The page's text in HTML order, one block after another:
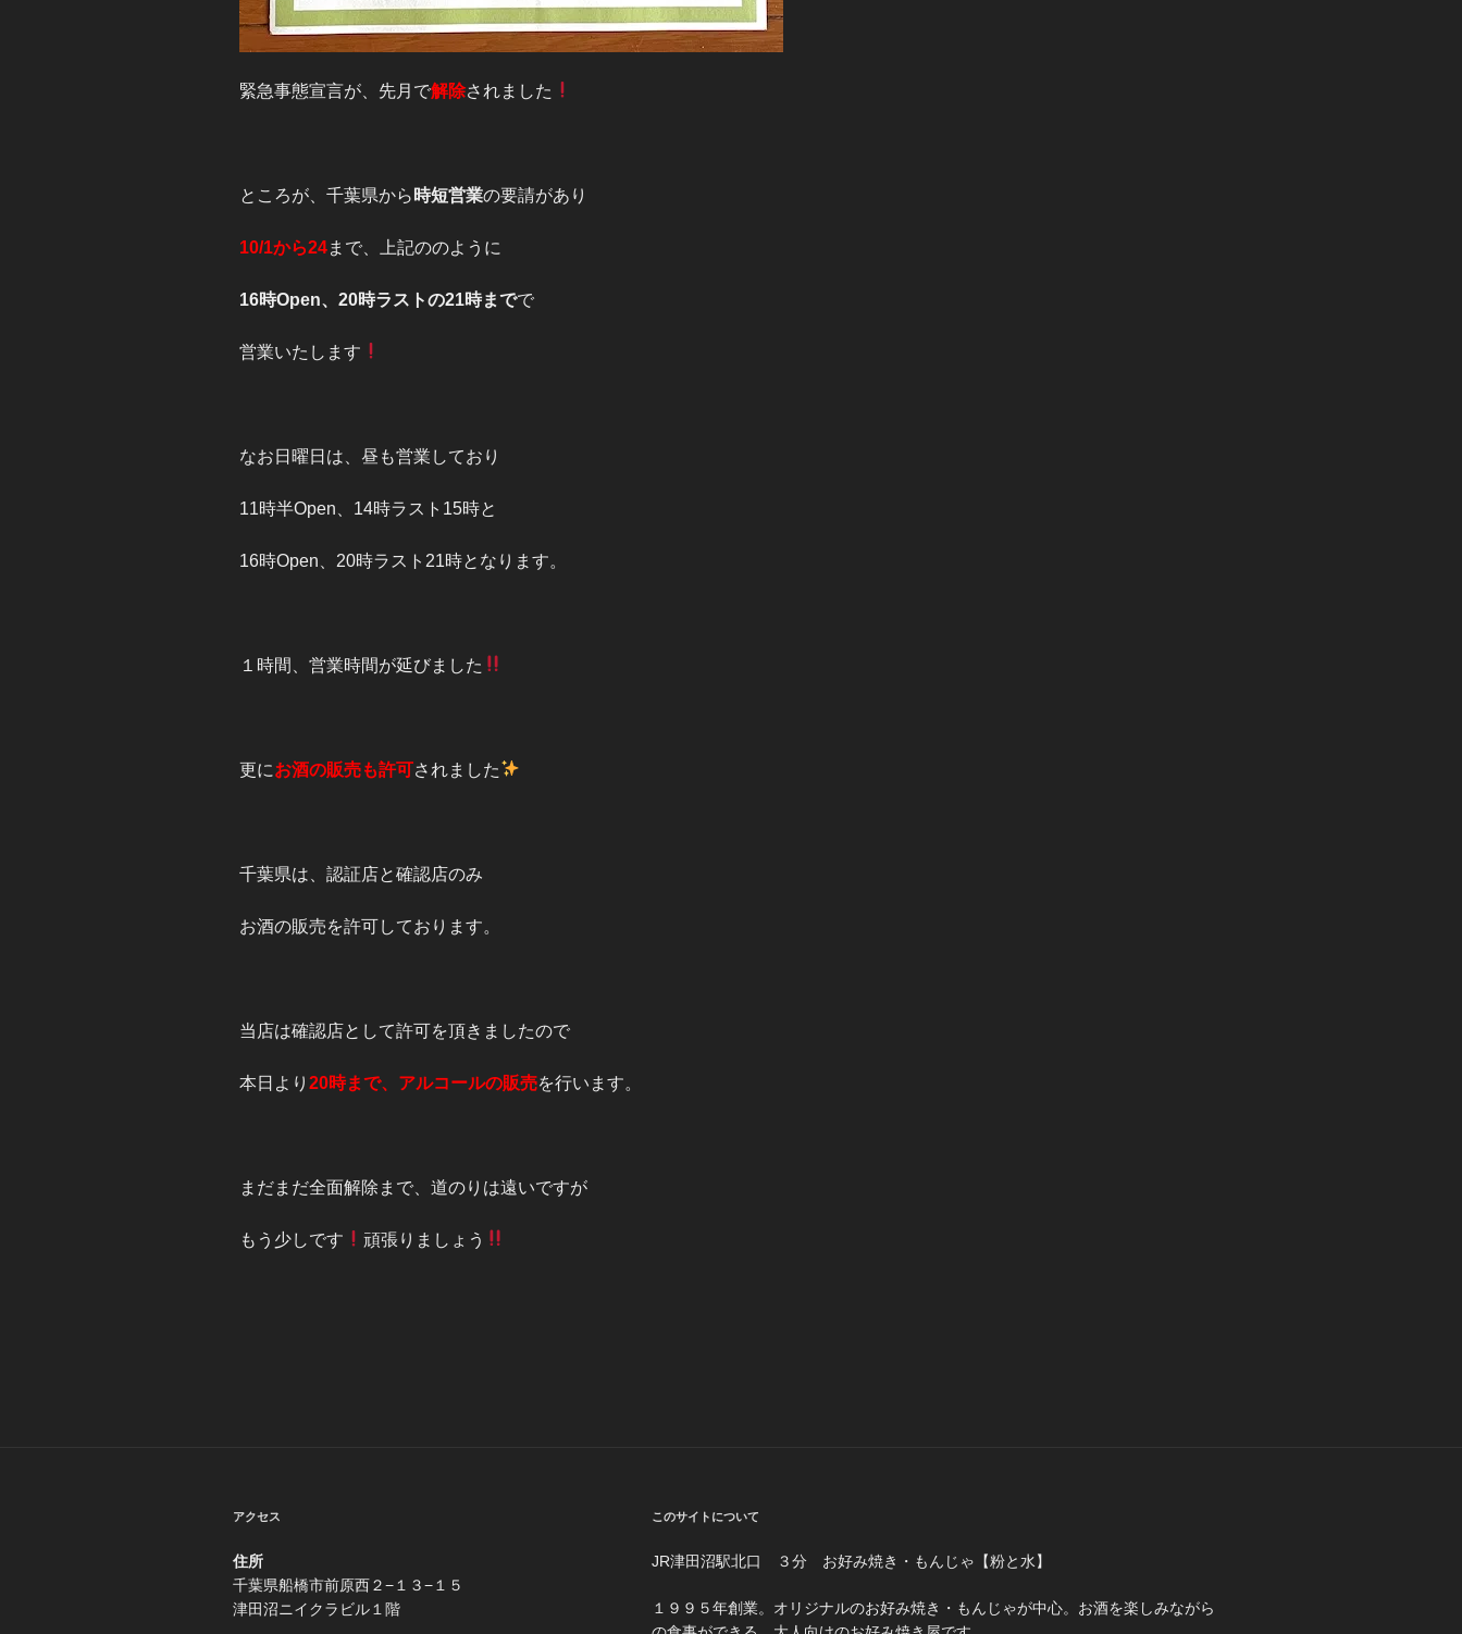
緊急事態宣言が、先月で解除されました
ところが、千葉県から 時短営業の要請があり
10/1から24まで、上記ののように
16時Open、20時ラストの21時までで
営業いたします
なお日曜日は、昼も営業しており
11時半Open、14時ラスト15時と
16時Open、20時ラスト21時となります。
１時間、営業時間が延びました
更にお酒の販売も許可されました
千葉県は、認証店と確認店のみ
お酒の販売を許可しております。
当店は確認店として許可を頂きましたので
本日より 20時まで、アルコールの販売を行います。
まだまだ全面解除まで、道のりは遠いですが
もう少しです 頑張りましょう
アクセス
住所
千葉県船橋市前原西２−１３−１５
津田沼ニイクラビル１階
このサイトについて
JR津田沼駅北口 ３分 お好み焼き・もんじゃ【粉と水】
１９９５年創業。オリジナルのお好み焼き・もんじゃが中心。お酒を楽しみながら